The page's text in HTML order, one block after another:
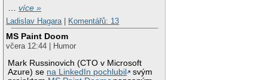
…více »
Ladislav Hagara
Komentářů: 13
MS Paint Doom
včera 12:44 | Humor
Mark Russinovich (CTO v Microsoft
Azure) se na LinkedIn pochlubil
svým